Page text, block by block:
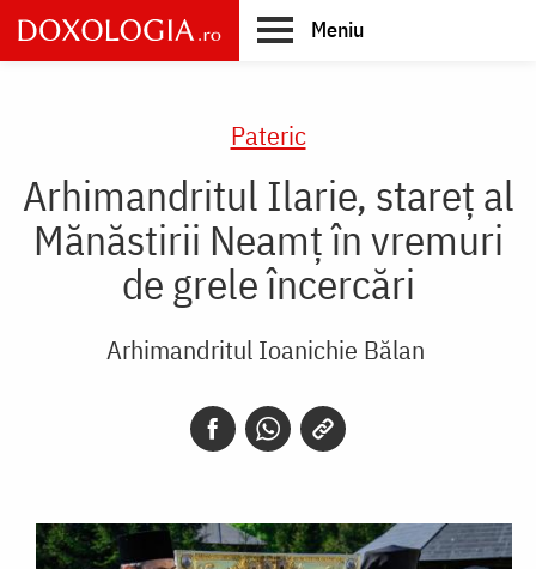
Skip
to
main
Meniu
Pateric
Arhimandritul Ilarie, stareț al
Mănăstirii Neamț în vremuri
de grele încercări
Arhimandritul Ioanichie Bălan